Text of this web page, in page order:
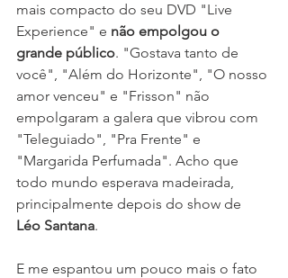
mais compacto do seu DVD "Live
Experience" e não empolgou o
grande público. "Gostava tanto de
você", "Além do Horizonte", "O nosso
amor venceu" e "Frisson" não
empolgaram a galera que vibrou com
"Teleguiado", "Pra Frente" e
"Margarida Perfumada". Acho que
todo mundo esperava madeirada,
principalmente depois do show de
Léo Santana.
E me espantou um pouco mais o fato